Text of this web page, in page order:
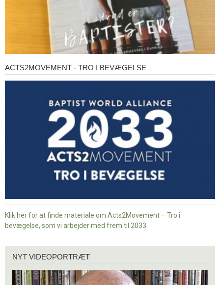
Acts2Movement
-
ACTS2MOVEMENT - TRO I BEVÆGELSE
Klik her for at finde materiale om Acts2Movement – Tro i
bevægelse, som vi arbejder med frem til 2033.
videoportræt
NYT VIDEOPORTRÆT